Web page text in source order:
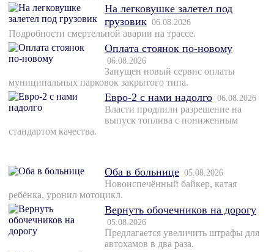
На легковушке залетел под
грузовик 06.08.2026
Подробности смертельной аварии на трассе.
Оплата стоянок по-новому
06.08.2026
Запущен новый сервис оплаты
муниципальных парковок закрытого типа.
Евро-2 с нами надолго 06.08.2026
Власти продлили разрешение на
выпуск топлива с пониженным
стандартом качества.
Оба в больнице 05.08.2026
Новоиспечённый байкер, катая
ребёнка, уронил мотоцикл.
Вернуть обочечников на дорогу
05.08.2026
Предлагается увеличить штрафы для
автохамов в два раза.